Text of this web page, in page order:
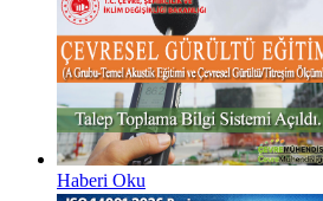
Haberi Oku